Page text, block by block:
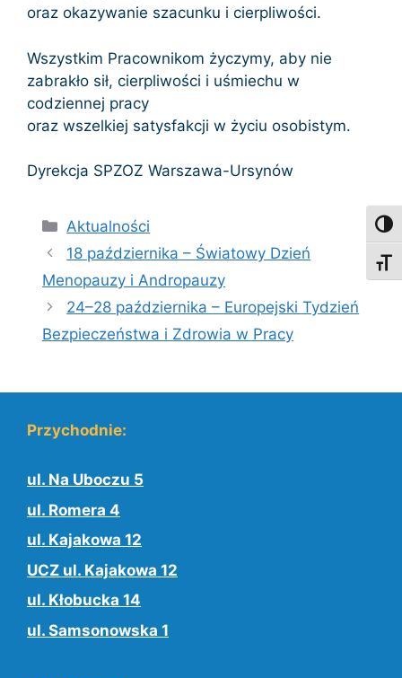
oraz okazywanie szacunku i cierpliwości.
Wszystkim Pracownikom życzymy, aby nie
zabrakło sił, cierpliwości i uśmiechu w
codziennej pracy
oraz wszelkiej satysfakcji w życiu osobistym.
Dyrekcja SPZOZ Warszawa-Ursynów
Kategorie
Aktualności
18 października – Światowy Dzień
Menopauzy i Andropauzy
24–28 października – Europejski Tydzień
Bezpieczeństwa i Zdrowia w Pracy
Przychodnie:
ul. Na Uboczu 5
ul. Romera 4
ul. Kajakowa 12
UCZ ul. Kajakowa 12
ul. Kłobucka 14
ul. Samsonowska 1